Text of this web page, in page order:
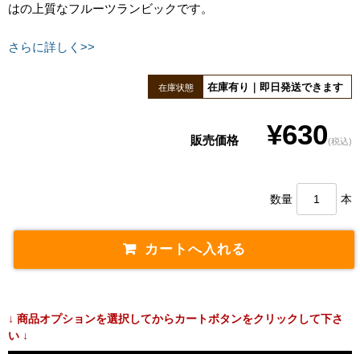
はの上質なフルーツランビックです。
さらに詳しく>>
在庫状態 在庫有り｜即日発送できます
販売価格¥630(税込)
数量 本
↓ 商品オプションを選択してからカートボタンをクリックして下さ
い ↓